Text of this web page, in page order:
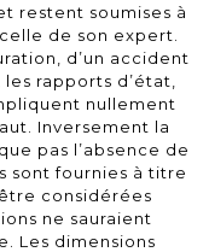
restent soumises à
de son expert.
d’un accident
rapports d’état,
nullement
Inversement la
pas l’absence de
sont fournies à titre
considérées
ne sauraient
Les dimensions